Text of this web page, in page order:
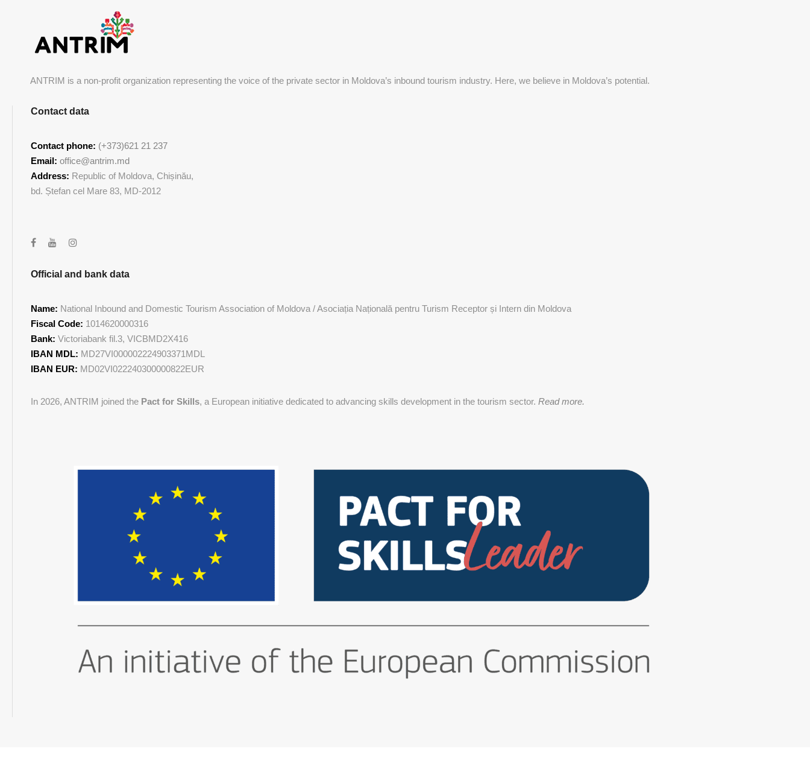
ANTRIM is a non-profit organization representing the voice of the private sector in Moldova’s inbound tourism industry. Here, we believe in Moldova’s potential.
Contact data
Contact phone: (+373)621 21 237
Email: office@antrim.md
Address: Republic of Moldova, Chișinău,
bd. Ștefan cel Mare 83, MD-2012
Official and bank data
Name: National Inbound and Domestic Tourism Association of Moldova / Asociația Națională pentru Turism Receptor și Intern din Moldova
Fiscal Code: 1014620000316
Bank: Victoriabank fil.3, VICBMD2X416
IBAN MDL: MD27VI000002224903371MDL
IBAN EUR: MD02VI022240300000822EUR
In 2026, ANTRIM joined the Pact for Skills, a European initiative dedicated to advancing skills development in the tourism sector. Read more.